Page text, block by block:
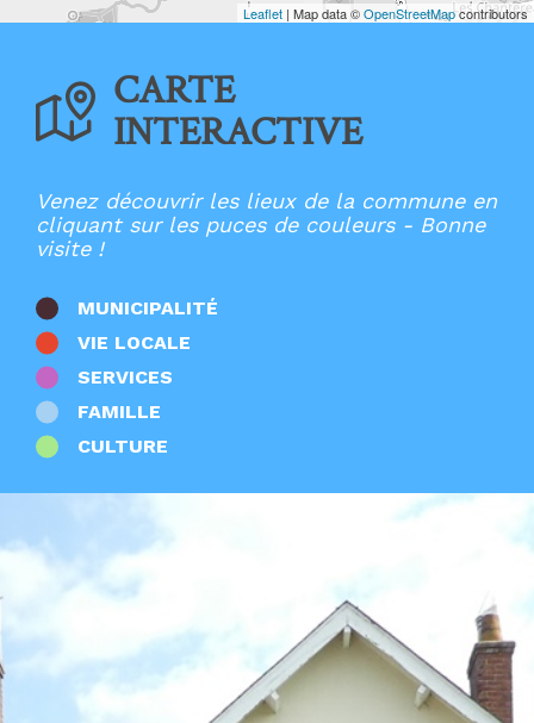
Ecoles maternelles
Lieux de culte
Mairies
Multi-accueil
Offices de Tourisme
Points d'apport volontaire
Restaurants
Salles
Santé
Sport
Zones d'activités
Autres
Leaflet | Map data ©OpenStreetMapcontributors
CARTE
INTERACTIVE
Venez découvrir les lieux de la commune en
cliquant sur les puces de couleurs - Bonne
visite !
MUNICIPALITÉ
VIE LOCALE
SERVICES
FAMILLE
CULTURE